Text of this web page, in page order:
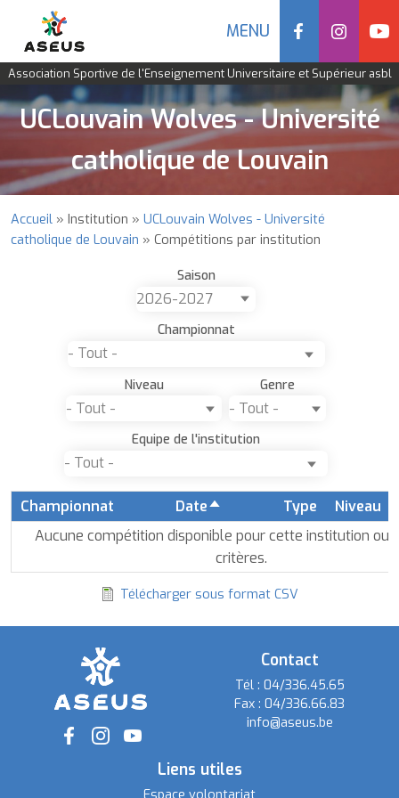
Aller
au
principal
Navigation
mobile
MENU Social
Association Sportive de l'Enseignement Universitaire et Supérieur asbl
UCLouvain Wolves - Université
catholique de Louvain
Fil
Accueil Institution
UCLouvain Wolves - Université
catholique de Louvain
Compétitions par institution
Saison
Championnat
Niveau Genre
Equipe de l'institution
Championnat Date Trier
par
ordre
décroissant
Type
Niveau
Aucune compétition disponible pour cette institution ou
critères.
Télécharger sous format CSV
Social
Contact
Tél : 04/336.45.65
Fax :04/336.66.83
info@aseus.be
Liens utiles
Espace volontariat